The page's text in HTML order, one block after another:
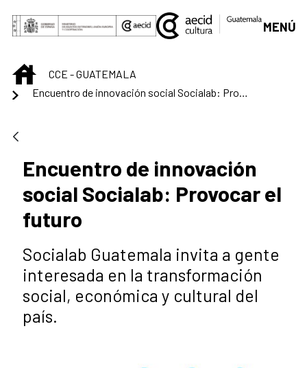
Saltar al contenido principal
MENÚ
INICIOCCE - GUATEMALA
Encuentro de innovación
social Socialab: Provocar el
futuro
Socialab Guatemala invita a gente
interesada en la transformación
social, económica y cultural del
país.